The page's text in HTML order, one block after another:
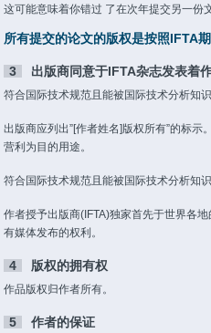
这可能意味着你错过 了在次年提交另一份
所有提交的论文的版权是按照IFTA
3 出版商同意于IFTA杂志发表着
符合国际技术规范且能被国际技术分析知识
出版商应列出”[作者姓名]版权所有”的标
营利为目的用途。
符合国际技术规范且能被国际技术分析知识
作者授予出版商(IFTA)独家首先于世界各
有媒体发布的权利。
4 版权的拥有权
作品版权归作者所有。
5 作者的保证